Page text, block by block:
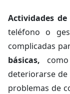
Actividades
teléfono o
complicadas
básicas,
deteriorarse de
problemas de